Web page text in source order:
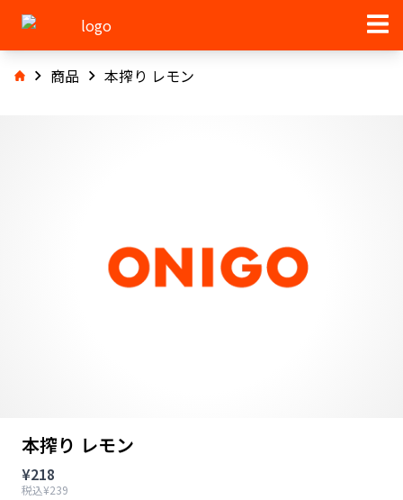
商品 本搾り レモン
本搾り レモン
¥218
税込¥239